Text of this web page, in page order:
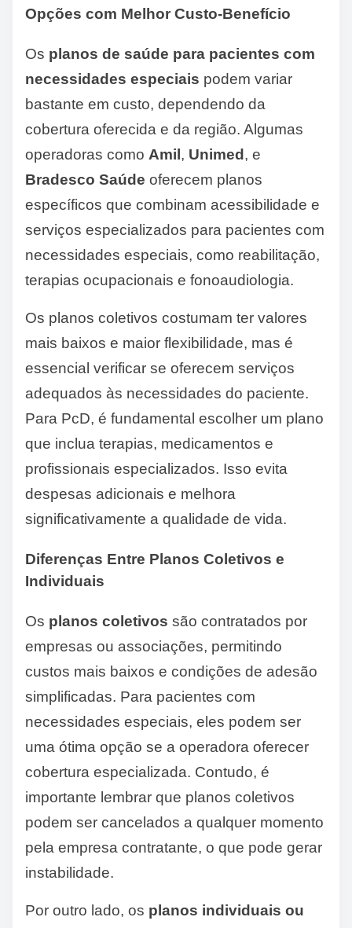
Opções com Melhor Custo-Benefício
Os planos de saúde para pacientes com
necessidades especiais podem variar
bastante em custo, dependendo da
cobertura oferecida e da região. Algumas
operadoras como Amil , Unimed , e
Bradesco Saúde oferecem planos
específicos que combinam acessibilidade e
serviços especializados para pacientes com
necessidades especiais, como reabilitação,
terapias ocupacionais e fonoaudiologia.
Os planos coletivos costumam ter valores
mais baixos e maior flexibilidade, mas é
essencial verificar se oferecem serviços
adequados às necessidades do paciente.
Para PcD, é fundamental escolher um plano
que inclua terapias, medicamentos e
profissionais especializados. Isso evita
despesas adicionais e melhora
significativamente a qualidade de vida.
Diferenças Entre Planos Coletivos e
Individuais
Os planos coletivos são contratados por
empresas ou associações, permitindo
custos mais baixos e condições de adesão
simplificadas. Para pacientes com
necessidades especiais, eles podem ser
uma ótima opção se a operadora oferecer
cobertura especializada. Contudo, é
importante lembrar que planos coletivos
podem ser cancelados a qualquer momento
pela empresa contratante, o que pode gerar
instabilidade.
Por outro lado, os planos individuais ou